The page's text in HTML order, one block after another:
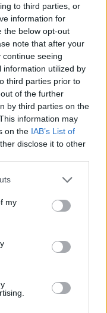
to third parties, or
information for
the below opt-out
note that after your
seeing
information utilized by
third parties prior to
of the further
by third parties on the
information may
on the IAB’s List of
disclose it to other
my
nachgewiesenen
um ihre Meinungen
die beschriebenen
der jeweiligen
dieser Website.
von Person zu Person
immer an Ihren Arzt
Rat zu